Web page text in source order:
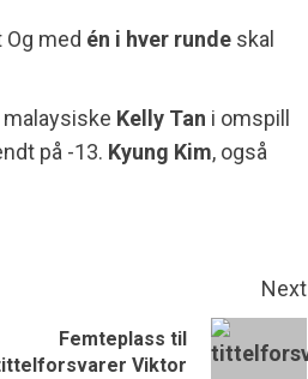
med én i hver runde skal
Kelly Tan i omspill
på -13. Kyung Kim, også
Next
Femteplass til
Viktor